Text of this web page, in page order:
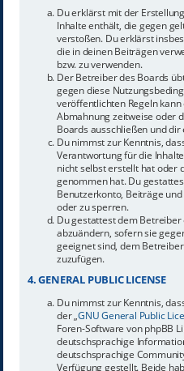
Du erklärst mit der
Inhalte enthält, die gegen
verstoßen. Du erklärst
die in deinen Beiträgen
bzw. zu verwenden.
Der Betreiber des Boards
gegen diese
veröffentlichten Regeln
Abmahnung zeitweise oder
Boards ausschließen und
Du nimmst zur Kenntnis,
Verantwortung für die
nicht selbst erstellt hat oder
genommen hat. Du
Benutzerkonto, Beiträge
oder zu sperren.
Du gestattest dem
abzuändern, sofern sie
geeignet sind, dem
zuzufügen.
4. GENERAL PUBLIC LICENSE
Du nimmst zur Kenntnis,
der „GNU General Public
Foren-Software von phpBB
deutschsprachige
deutschsprachige
Verfügung gestellt. Beide